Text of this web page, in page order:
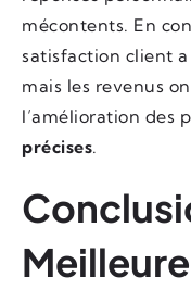
mécontents. En
satisfaction client
mais les revenus
l’amélioration des
précises.
Meilleure